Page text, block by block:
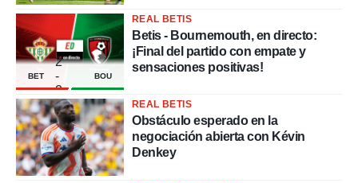
BET
2
-
2
BOU
REAL BETIS
Betis - Bournemouth, en directo:
¡Final del partido con empate y
sensaciones positivas!
REAL BETIS
Obstáculo esperado en la
negociación abierta con Kévin
Denkey